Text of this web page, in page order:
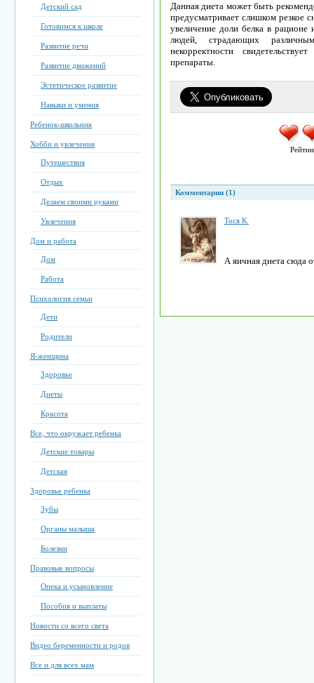
Детский сад
Готовимся к школе
Развитие речи
Развитие движений
Эстетическое развитие
Навыки и умения
Ребенок-школьник
Хобби и увлечения
Путешествия
Отдых
Делаем своими руками
Увлечения
Дом и работа
Дом
Работа
Психология семьи
Дети
Родители
Я-женщина
Здоровье
Диеты
Красота
Все, что окружает ребенка
Детские товары
Детская
Здоровье ребенка
Зубы
Органы малыша
Болезни
Правовые вопросы
Опека и усыновление
Пособия и выплаты
Новости со всего света
Видео беременности и родов
Все и для всех мам
Данная диета может быть
предусматривает слишком резкое
увеличение доли белка в рационе
людей, страдающих
некорректности
препараты.
Комментарии (1)
Тоcя К.
А яичная диета сюда